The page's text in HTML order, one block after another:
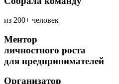
из 200+ человек
Ментор
личностного роста
для предпринимателей
Организатор